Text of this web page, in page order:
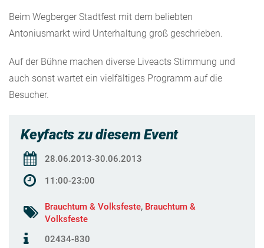
Beim Wegberger Stadtfest mit dem beliebten
Antoniusmarkt wird Unterhaltung groß geschrieben.
Auf der Bühne machen diverse Liveacts Stimmung und
auch sonst wartet ein vielfältiges Programm auf die
Besucher.
Keyfacts zu diesem Event
28.06.2013-30.06.2013
11:00-23:00
Brauchtum & Volksfeste, Brauchtum &
Volksfeste
02434-830